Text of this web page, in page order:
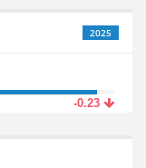
2025
-0.23